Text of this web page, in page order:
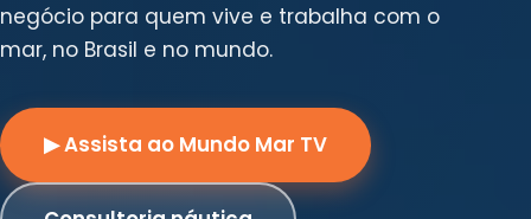
negócio para quem vive e trabalha com o
mar, no Brasil e no mundo.
▶ Assista ao Mundo Mar TV